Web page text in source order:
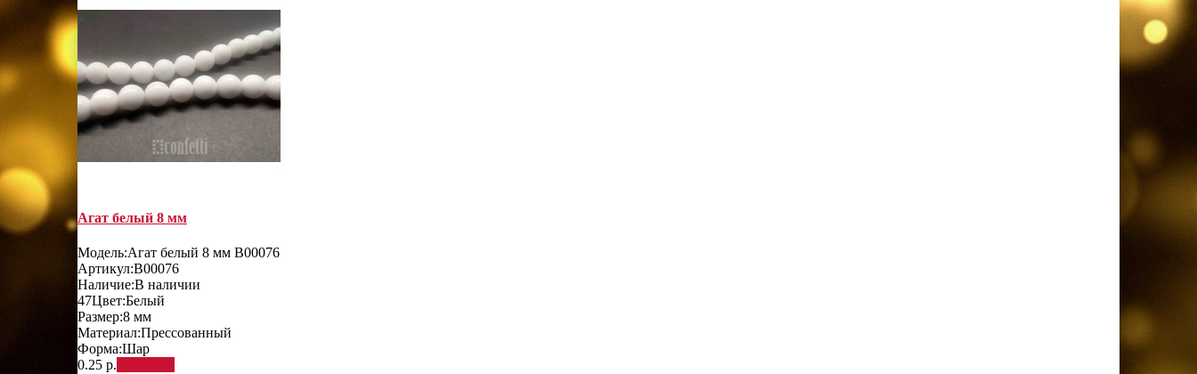
Агат белый 8 мм
Модель:Агат белый 8 мм B00076
Артикул:B00076
Наличие:В наличии
47Цвет:Белый
Размер:8 мм
Материал:Прессованный
Форма:Шар
0.25 р.